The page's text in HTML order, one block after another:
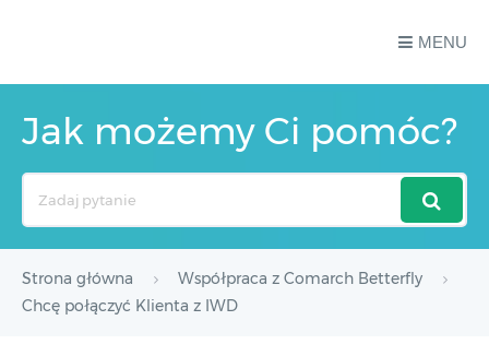
MENU
Jak możemy Ci pomóc?
Strona główna
Współpraca z Comarch Betterfly
Chcę połączyć Klienta z IWD